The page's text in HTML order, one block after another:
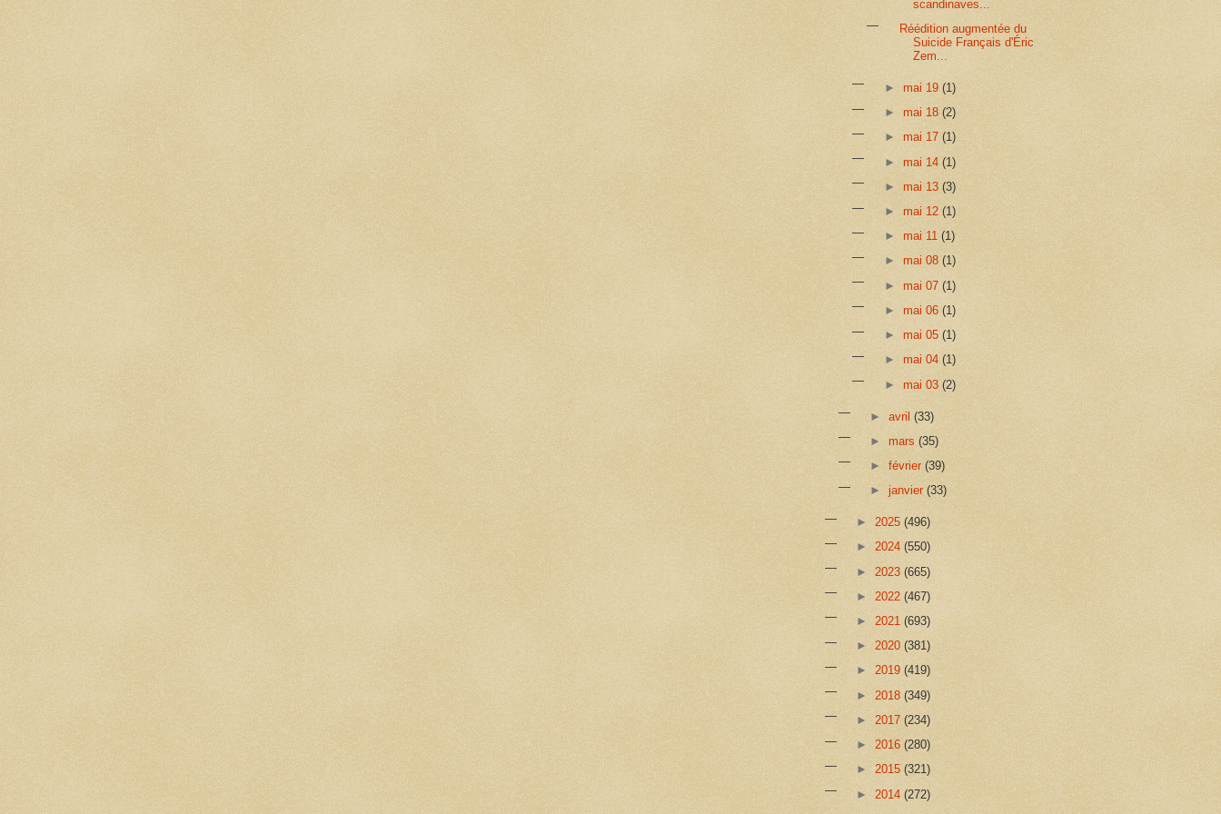
scandinaves...
Réédition augmentée du
Suicide Français d'Éric
Zem...
► mai 19 (1)
► mai 18 (2)
► mai 17 (1)
► mai 14 (1)
► mai 13 (3)
► mai 12 (1)
► mai 11 (1)
► mai 08 (1)
► mai 07 (1)
► mai 06 (1)
► mai 05 (1)
► mai 04 (1)
► mai 03 (2)
►avril(33)
►mars(35)
►février(39)
►janvier(33)
► 2025 (496)
► 2024 (550)
► 2023 (665)
► 2022 (467)
► 2021 (693)
► 2020 (381)
► 2019 (419)
► 2018 (349)
► 2017 (234)
► 2016 (280)
► 2015 (321)
► 2014 (272)